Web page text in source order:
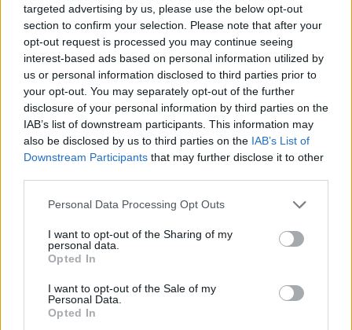
targeted advertising by us, please use the below opt-out
section to confirm your selection. Please note that after your
opt-out request is processed you may continue seeing
interest-based ads based on personal information utilized by
us or personal information disclosed to third parties prior to
your opt-out. You may separately opt-out of the further
disclosure of your personal information by third parties on the
IAB’s list of downstream participants. This information may
also be disclosed by us to third parties on the IAB’s List of
Downstream Participants that may further disclose it to other
Personal Data Processing Opt Outs
I want to opt-out of the Sharing of my
personal data.
Opted In
I want to opt-out of the Sale of my
Personal Data.
Opted In
Lajme të ngjashme:
Zgjedhjet parlamentare të
Serbisë nuk do të
mbahen në zonat e
banuara me shumicë
Zgjedhjet serbe më 3 prill,
Kurti merr telefonatën e
dytë nga Uashingtoni
në 4 komunat me
shumicë serbe në veri të
Kosovës